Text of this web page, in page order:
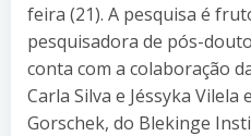
feira (21). A pesquisa é
pesquisadora de pós-
conta com a colaboração
Carla Silva e Jéssyka
Gorschek, do Blekinge